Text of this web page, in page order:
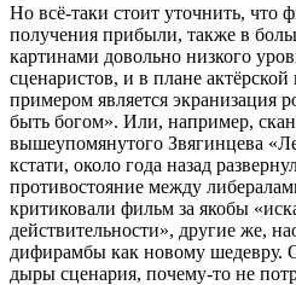
Но всё-таки стоит уточнить, что
получения прибыли, также в
картинами довольно низкого
сценаристов, и в плане
примером является экранизация
быть богом». Или, например,
вышеупомянутого Звягинцева
кстати, около года назад
противостояние между
критиковали фильм за якобы
действительности», другие же,
дифирамбы как новому шедевру.
дыры сценария, почему-то не